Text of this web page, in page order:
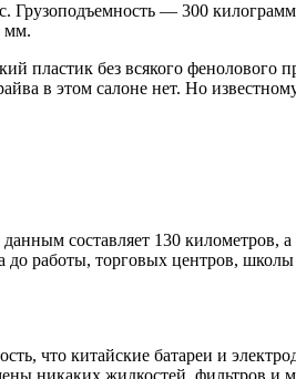
Грузоподъемность — 300
мм.
пластик без всякого фенолового
в этом салоне нет. Но
составляет 130 километров,
до работы, торговых центров,
что китайские батареи и